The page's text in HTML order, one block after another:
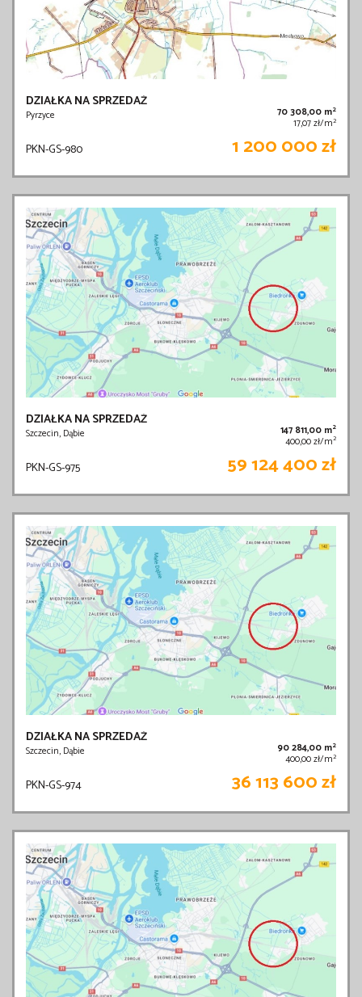
DZIAŁKA NA SPRZEDAŻ
Pyrzyce 70 308,00 m2
17,07 zł/m2
PKN-GS-980 1 200 000 zł
DZIAŁKA NA SPRZEDAŻ
Szczecin, Dąbie 147 811,00 m2
400,00 zł/m2
PKN-GS-975 59 124 400 zł
DZIAŁKA NA SPRZEDAŻ
Szczecin, Dąbie 90 284,00 m2
400,00 zł/m2
PKN-GS-974 36 113 600 zł